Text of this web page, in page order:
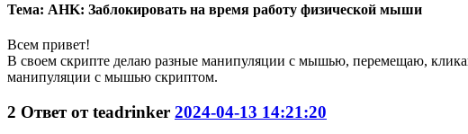
Тема: AHK: Заблокировать на время работу физической мыши
Всем привет!
В своем скрипте делаю разные манипуляции с мышью, перемещаю,
манипуляции с мышью скриптом.
2 Ответ отteadrinker 2024-04-13 14:21:20